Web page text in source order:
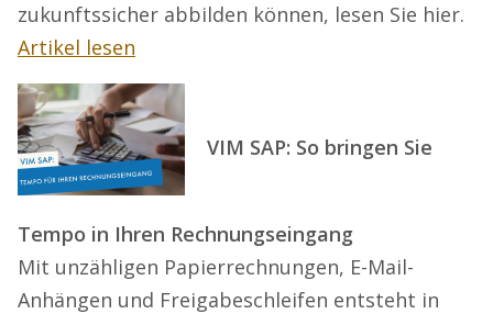
zukunftssicher abbilden können, lesen Sie hier.
Artikel lesen
VIM SAP: So bringen Sie
Tempo in Ihren Rechnungseingang
Mit unzähligen Papierrechnungen, E-Mail-
Anhängen und Freigabeschleifen entsteht in